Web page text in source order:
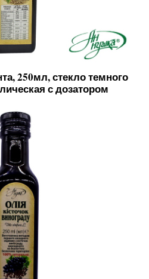
250мл, стекло темного
с дозатором